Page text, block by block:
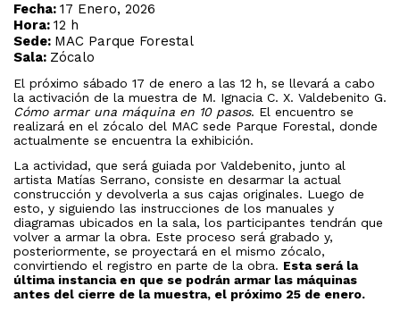
Fecha: 17 Enero, 2026
Hora: 12 h
Sede: MAC Parque Forestal
Sala: Zócalo
El próximo sábado 17 de enero a las 12 h, se llevará a cabo
la activación de la muestra de M. Ignacia C. X. Valdebenito G.
Cómo armar una máquina en 10 pasos. El encuentro se
realizará en el zócalo del MAC sede Parque Forestal, donde
actualmente se encuentra la exhibición.
La actividad, que será guiada por Valdebenito, junto al
artista Matías Serrano, consiste en desarmar la actual
construcción y devolverla a sus cajas originales. Luego de
esto, y siguiendo las instrucciones de los manuales y
diagramas ubicados en la sala, los participantes tendrán que
volver a armar la obra. Este proceso será grabado y,
posteriormente, se proyectará en el mismo zócalo,
convirtiendo el registro en parte de la obra. Esta será la
última instancia en que se podrán armar las máquinas
antes del cierre de la muestra, el próximo 25 de enero.